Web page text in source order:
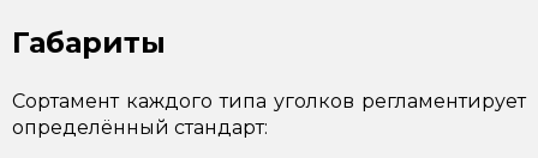
Габариты
Сортамент каждого типа уголков регламентирует
определённый стандарт: